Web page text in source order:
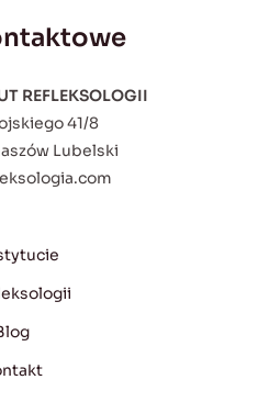
REFLEKSOLOGII
41/8
Lubelski